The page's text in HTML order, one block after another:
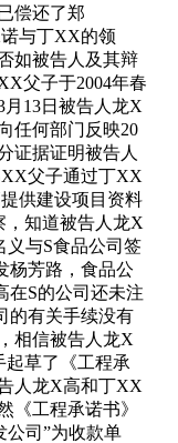
偿还了郑
与丁XX的领
如被告人及其辩
父子于2004年春
13日被告人龙X
任何部门反映20
证据证明被告人
父子通过丁XX
供建设项目资料
，知道被告人龙X
义与S食品公司签
杨芳路，食品公
在S的公司还未注
的有关手续没有
相信被告人龙X
起草了《工程承
人龙X高和丁XX
《工程承诺书》
公司”为收款单